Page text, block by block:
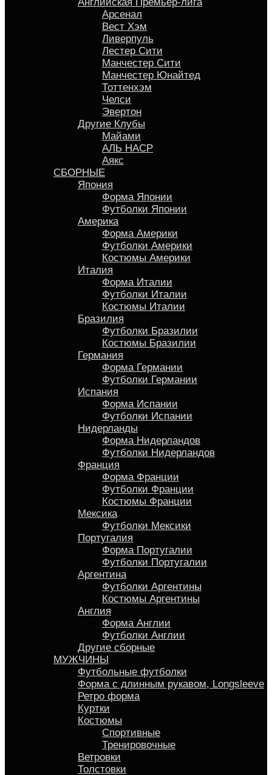
Арсенал
Вест Хэм
Ливерпуль
Лестер Сити
Манчестер Сити
Манчестер Юнайтед
Тоттенхэм
Челси
Эвертон
Другие Клубы
Майами
АЛЬ НАСР
Аякс
СБОРНЫЕ
Япония
Форма Японии
Футболки Японии
Америка
Форма Америки
Футболки Америки
Костюмы Америки
Италия
Форма Италии
Футболки Италии
Костюмы Италии
Бразилия
Футболки Бразилии
Костюмы Бразилии
Германия
Форма Германии
Футболки Германии
Испания
Форма Испании
Футболки Испании
Нидерланды
Форма Нидерландов
Футболки Нидерландов
Франция
Форма Франции
Футболки Франции
Костюмы Франции
Мексика
Футболки Мексики
Португалия
Форма Португалии
Футболки Португалии
Аргентина
Футболки Аргентины
Костюмы Аргентины
Англия
Форма Англии
Футболки Англии
Другие сборные
МУЖЧИНЫ
Футбольные футболки
Форма с длинным рукавом, Longsleeve
Ретро форма
Куртки
Костюмы
Спортивные
Тренировочные
Ветровки
Толстовки